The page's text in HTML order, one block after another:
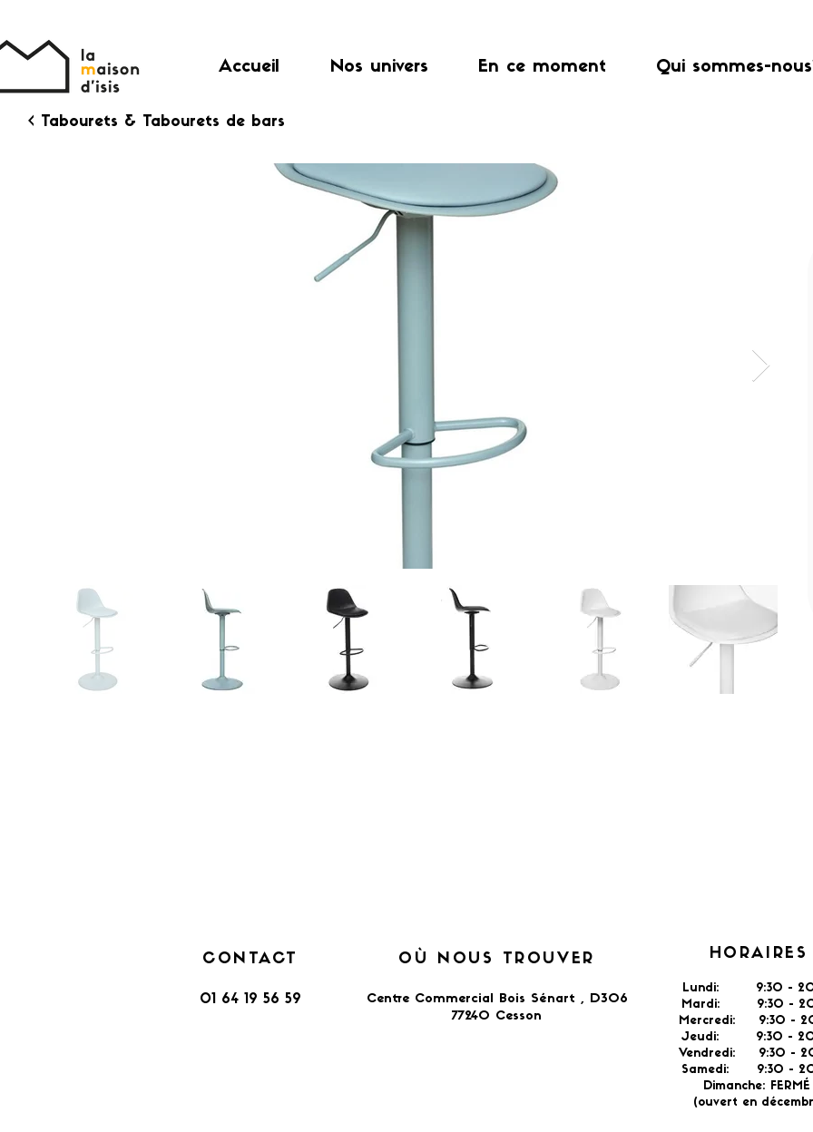
Accueil Nos univers En ce moment Qui sommes-
< Tabourets & Tabourets de bars
CONTACT
01 64 19 56 59
OÙ NOUS TROUVER
Centre Commercial Bois Sénart , D306
77240 Cesson​
HORAIRES
Lundi: 9:30 -
Mardi: 9:30 -
Mercredi: 9:30 -
Jeudi: 9:30 -
Vendredi: 9:30 -
Samedi: 9:30 -
Dimanche: FERMÉ
(ouvert en